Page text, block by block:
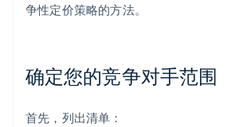
争性定价策略的方法。
确定您的竞争对手范围
首先，列出清单：